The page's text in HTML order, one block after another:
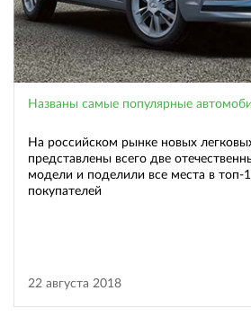
Названы самые популярные
На российском рынке новых
представлены всего две
модели и поделили все места в топ-
покупателей
22 августа 2018